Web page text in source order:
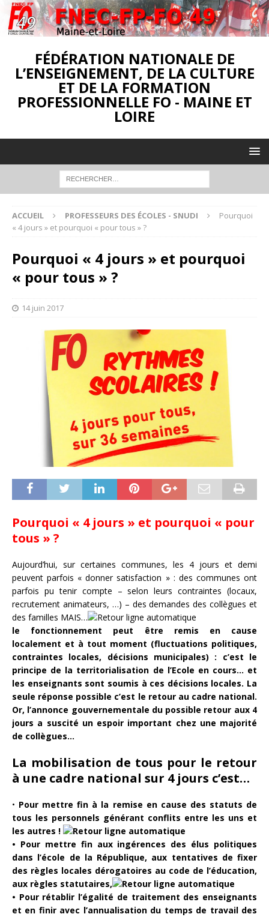
FÉDÉRATION NATIONALE DE
L’ENSEIGNEMENT, DE LA CULTURE
ET DE LA FORMATION
PROFESSIONNELLE FO - MAINE ET
LOIRE
ACCUEIL PROFESSEURS DES ÉCOLES - SNUDI
Pourquoi
« 4 jours » et pourquoi « pour tous » ?
Pourquoi « 4 jours » et pourquoi
« pour tous » ?
14 juin 2017
Pourquoi « 4 jours » et pourquoi « pour
tous » ?
Aujourd’hui, sur certaines communes, les 4 jours et demi
peuvent parfois « donner satisfaction » : des communes ont
parfois pu tenir compte – selon leurs contraintes (locaux,
recrutement animateurs, …) – des demandes des collègues et
des familles MAIS…
le fonctionnement peut être remis en cause
localement et à tout moment (fluctuations politiques,
contraintes locales, décisions municipales) : c’est le
principe de la territorialisation de l’Ecole en cours… et
les enseignants sont soumis à ces décisions locales. La
seule réponse possible c’est le retour au cadre national.
Or, l’annonce gouvernementale du possible retour aux 4
jours a suscité un espoir important chez une majorité
de collègues…
La mobilisation de tous pour le retour
à une cadre national sur 4 jours c’est…
• Pour mettre fin à la remise en cause des statuts de
tous les personnels générant conflits entre les uns et
les autres !
• Pour mettre fin aux ingérences des élus politiques
dans l’école de la République, aux tentatives de fixer
des règles locales dérogatoires au code de l’éducation,
aux règles statutaires,
• Pour rétablir l’égalité de traitement des enseignants
et en finir avec l’annualisation du temps de travail des